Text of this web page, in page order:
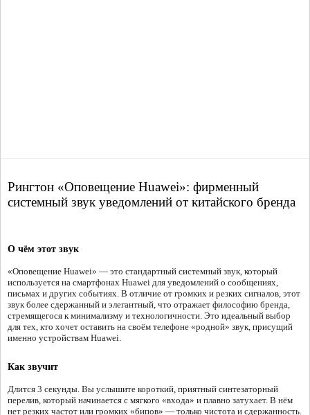
Рингтон «Оповещение Huawei»: фирменный
системный звук уведомлений от китайского бренда
О чём этот звук
«Оповещение Huawei» — это стандартный системный звук, который
используется на смартфонах Huawei для уведомлений о сообщениях,
письмах и других событиях. В отличие от громких и резких сигналов, этот
звук более сдержанный и элегантный, что отражает философию бренда,
стремящегося к минимализму и технологичности. Это идеальный выбор
для тех, кто хочет оставить на своём телефоне «родной» звук, присущий
именно устройствам Huawei.
Как звучит
Длится 3 секунды. Вы услышите короткий, приятный синтезаторный
перелив, который начинается с мягкого «входа» и плавно затухает. В нём
нет резких частот или громких «бипов» — только чистота и сдержанность.